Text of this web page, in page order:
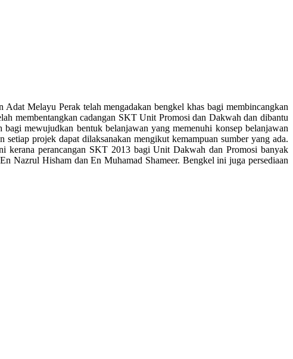
Melayu Perak telah mengadakan bengkel khas bagi membincangkan
membentangkan cadangan SKT Unit Promosi dan Dakwah dan dibantu
mewujudkan bentuk belanjawan yang memenuhi konsep belanjawan
projek dapat dilaksanakan mengikut kemampuan sumber yang ada.
kerana perancangan SKT 2013 bagi Unit Dakwah dan Promosi banyak
Nazrul Hisham dan En Muhamad Shameer. Bengkel ini juga persediaan